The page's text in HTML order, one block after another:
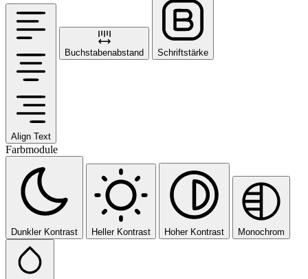
Align Text
Buchstabenabstand Schriftstärke
Farbmodule
Dunkler Kontrast Heller Kontrast Hoher Kontrast Monochrom